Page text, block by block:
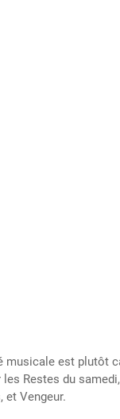
musicale est plutôt
Restes du
et Vengeur.